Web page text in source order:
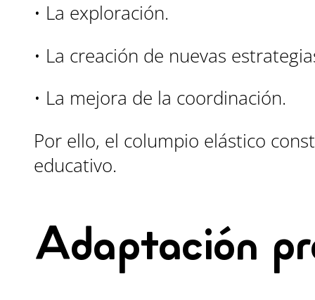
• La exploración.
• La creación de nuevas
• La mejora de la coordinación.
Por ello, el columpio elástico
educativo.
Adaptación